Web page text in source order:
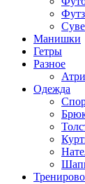
Манишки
Гетры
Разное
Одежда